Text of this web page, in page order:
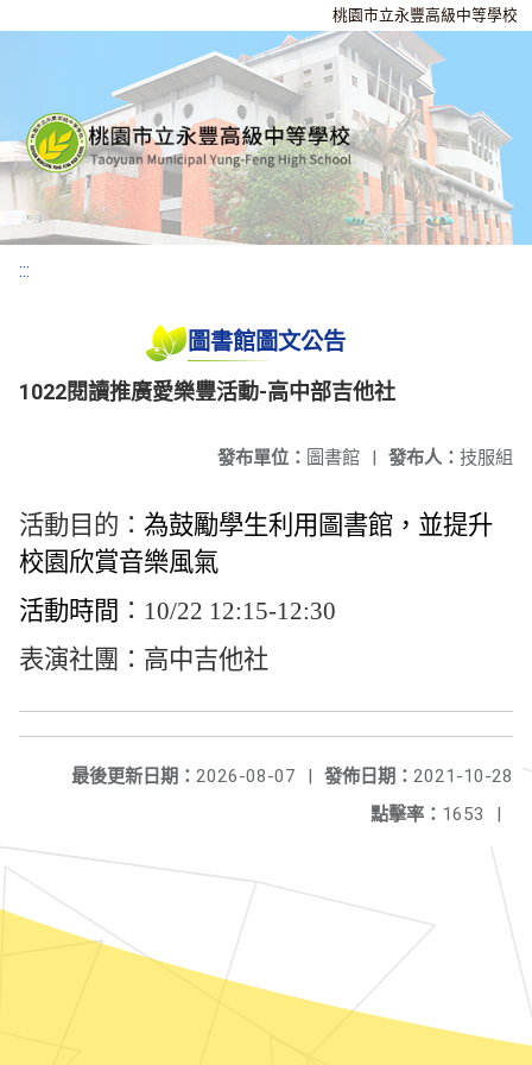
桃園市立永豐高級中等學校
:::
圖書館圖文公告
1022閱讀推廣愛樂豐活動-高中部吉他社
發布人： 技服組
發布單位： 圖書館 |
活動目的： 為鼓勵學生利用圖書館，並提升
校園欣賞音樂風氣
活動時間 ：10/22 12:15-12:30
表演社團：高中吉他社
發佈日期： 2021-10-28
最後更新日期： 2026-08-07
|
點擊率： 1653 |